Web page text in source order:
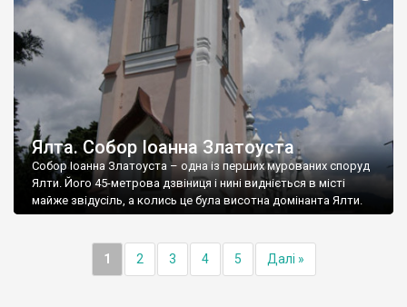
Ялта. Собор Іоанна Златоуста
Собор Іоанна Златоуста – одна із перших мурованих споруд
Ялти. Його 45-метрова дзвіниця і нині видніється в місті
майже звідусіль, а колись це була висотна домінанта Ялти.
1 2 3 4 5 Далі »